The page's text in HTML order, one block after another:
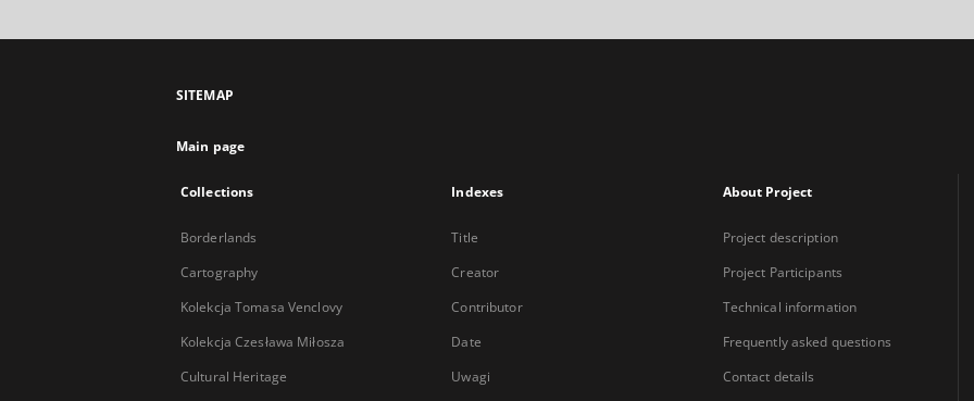
SITEMAP
Main page
Collections
Borderlands
Cartography
Kolekcja Tomasa Venclovy
Kolekcja Czesława Miłosza
Cultural Heritage
Indexes
Title
Creator
Contributor
Date
Uwagi
About Project
Project description
Project Participants
Technical information
Frequently asked questions
Contact details